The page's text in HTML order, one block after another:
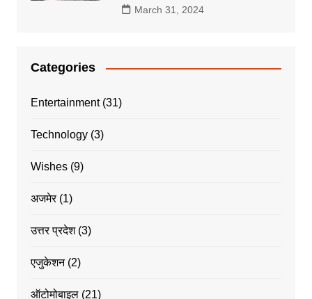
March 31, 2024
Categories
Entertainment(31)
Technology(3)
Wishes(9)
अजमेर(1)
उत्तर प्रदेश(3)
एजुकेशन(2)
ऑटोमोबाइल(21)